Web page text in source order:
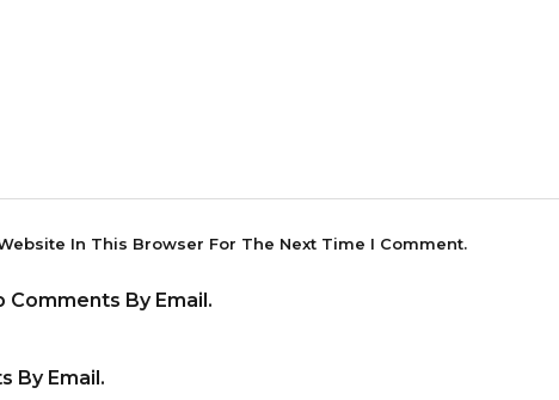
In This Browser For The Next Time I Comment.
Comments By Email.
By Email.